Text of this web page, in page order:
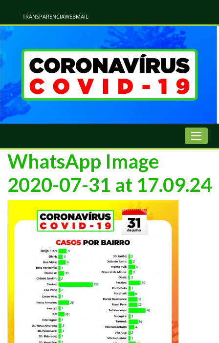
TRANSPARENCIAWEBMAIL
WhatsApp Image
2020-07-31 at 17.09.24